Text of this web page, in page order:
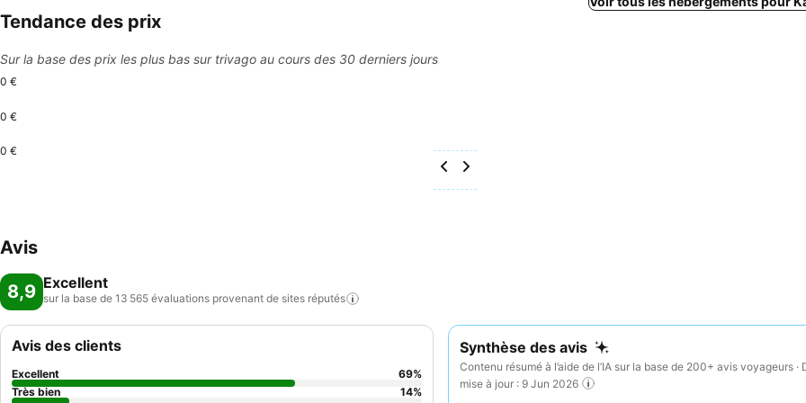
Tendance des prix
Sur la base des prix les plus bas sur trivago au cours des 30 derniers jours
0 €
0 €
0 €
Avis
8,9 Excellent
sur la base de 13 565 évaluations provenant de sites réputés
Synthèse des avis
Contenu résumé à l’aide de l’IA sur la base de 200+ avis voyageurs ·
mise à jour : 9 Jun 2026
Avis des clients
Excellent 69%
Très bien
14%